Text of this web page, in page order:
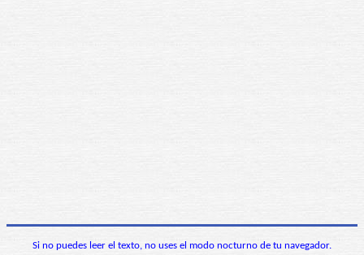
Si no puedes leer el texto, no uses el modo nocturno de tu navegador.